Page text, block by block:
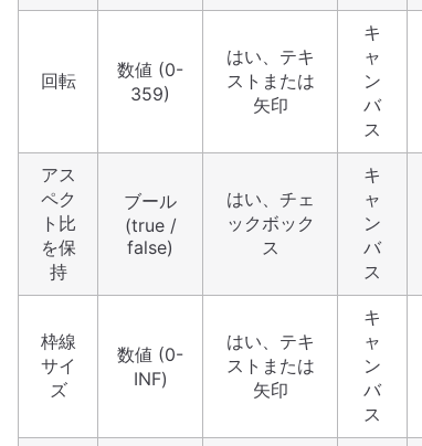
回転
数値 (0-
359)
はい、テキ
ストまたは
矢印
キ
ャ
ン
バ
ス
アス
ペク
ト比
を保
持
ブール
(true /
false)
はい、チェ
ックボック
ス
キ
ャ
ン
バ
ス
枠線
サイ
ズ
数値 (0-
INF)
はい、テキ
ストまたは
矢印
キ
ャ
ン
バ
ス